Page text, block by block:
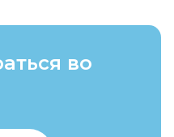
во